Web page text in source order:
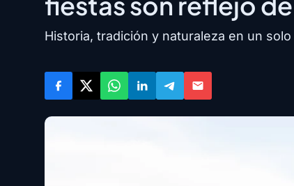
Historia, tradición y naturaleza en un solo